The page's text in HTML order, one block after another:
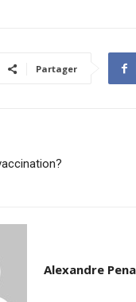
Partager
Alexandre